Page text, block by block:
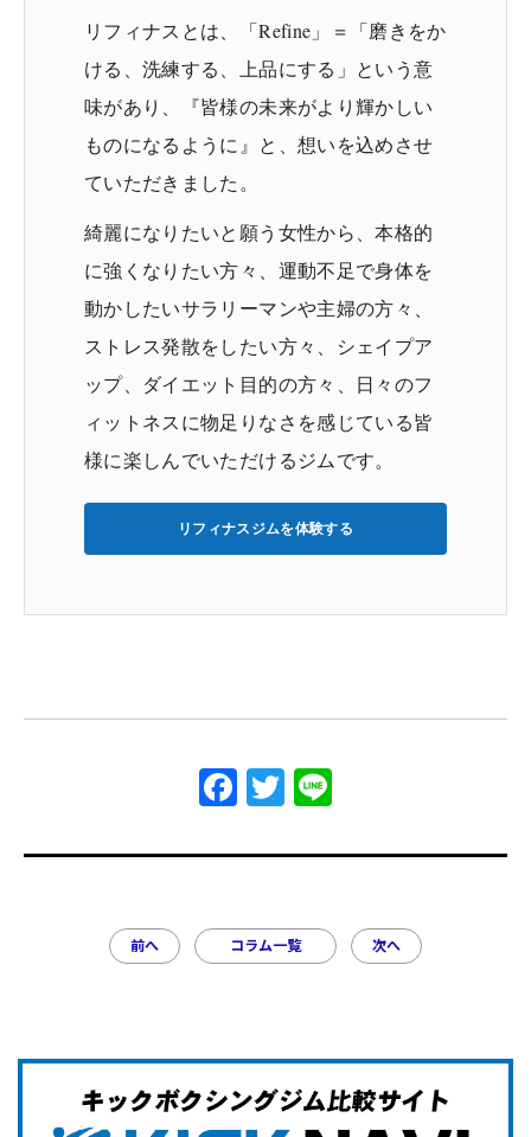
リフィナスとは、「Refine」＝「磨きをか
ける、洗練する、上品にする」という意
味があり、『皆様の未来がより輝かしい
ものになるように』と、想いを込めさせ
ていただきました。
綺麗になりたいと願う女性から、本格的
に強くなりたい方々、運動不足で身体を
動かしたいサラリーマンや主婦の方々、
ストレス発散をしたい方々、シェイプア
ップ、ダイエット目的の方々、日々のフ
ィットネスに物足りなさを感じている皆
様に楽しんでいただけるジムです。
リフィナスジムを体験する
Facebook
Twitter
前へ コラム一覧 次へ